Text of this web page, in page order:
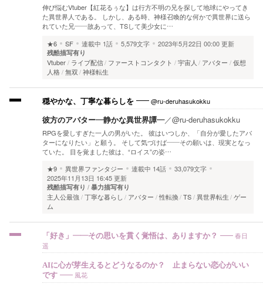
伸び悩むVtuber【紅花るぅな】は行方不明の兄を探して地球にやってき
た異世界人である。 しかし、ある時、神様召喚的な何かで異世界に送ら
れていた兄――故あって、TSして美少女に…
★6
SF 連載中 1話 5,579文字 2023年5月22日 00:00 更新
残酷描写有り
Vtuber ライブ配信 ファーストコンタクト 宇宙人 アバター
仮想
人格 無双 神様転生
穏やかな、丁寧な暮らしを @ru-deruhasukokku
彼方のアバター―静かな異世界譚―／@ru-deruhasukokku
RPGを愛しすぎた一人の男がいた。 彼はいつしか、「自分が愛したアバ
ターになりたい」と願う。 そして気づけば――その願いは、現実となっ
ていた。 目を覚ました彼は、“ロイス”の姿…
★9
異世界ファンタジー 連載中 14話
33,079文字
2025年11月13日 16:45 更新
残酷描写有り 暴力描写有り
主人公最強 丁寧な暮らし アバター 性転換 TS 異世界転生 ゲー
ム
「好き」――その思いを貫く覚悟は、ありますか？
春日
遥
AIに心が芽生えるとどうなるのか？ 止まらない恋心がいい
です
風花